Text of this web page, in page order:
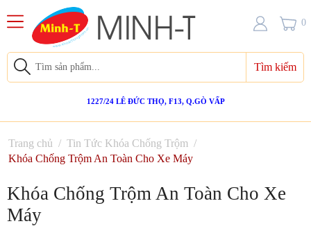
Tìm kiếm
1227/24 LÊ ĐỨC THỌ, F13, Q.GÒ VẤP
0
Trang chủ / Tin Tức Khóa Chống Trộm /
Khóa Chống Trộm An Toàn Cho Xe Máy‎
Khóa Chống Trộm An Toàn Cho Xe
Máy‎